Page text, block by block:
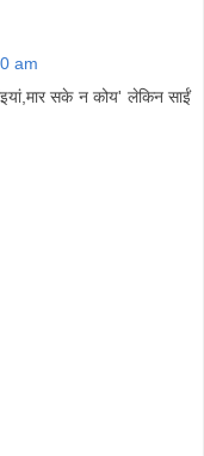
am
सके न कोय' लेकिन साईं